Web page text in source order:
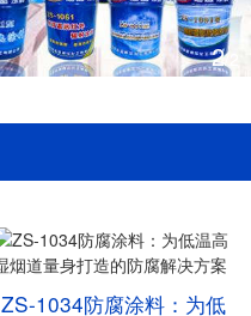
2/2
ZS-1034防腐涂料：为低